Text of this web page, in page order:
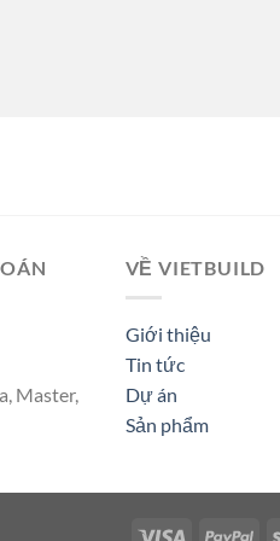
Master,
VỀ VIETBUILD
Giới thiệu
Tin tức
Dự án
Sản phẩm